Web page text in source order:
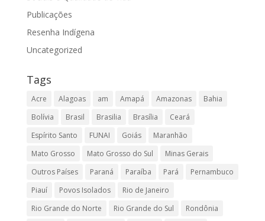
Publicações
Resenha Indígena
Uncategorized
Tags
Acre Alagoas am Amapá Amazonas
Bahia
Bolívia
Brasil Brasilia Brasília
Ceará
Espírito Santo
FUNAI Goiás
Maranhão
Mato Grosso
Mato Grosso do Sul
Minas Gerais
Outros Países
Paraná Paraíba Pará
Pernambuco
Piauí
Povos Isolados
Rio de Janeiro
Rio Grande do Norte
Rio Grande do Sul
Rondônia